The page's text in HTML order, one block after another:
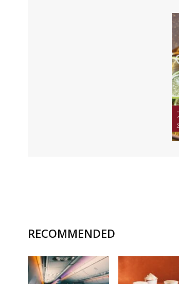
RECOMMENDED